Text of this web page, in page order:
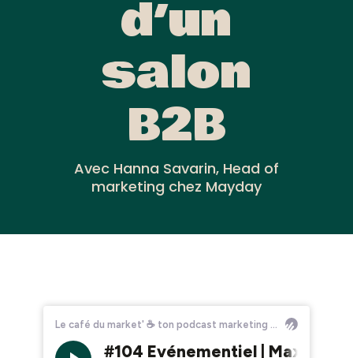
d’un
salon
B2B
Avec Hanna Savarin, Head of
marketing chez Mayday